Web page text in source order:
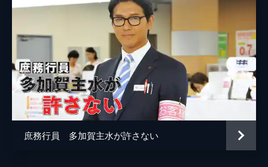
庶務行員 多加賀主水が許さない